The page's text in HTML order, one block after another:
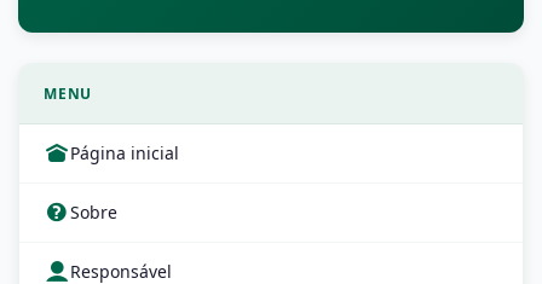
MENU
Página inicial
Sobre
Responsável